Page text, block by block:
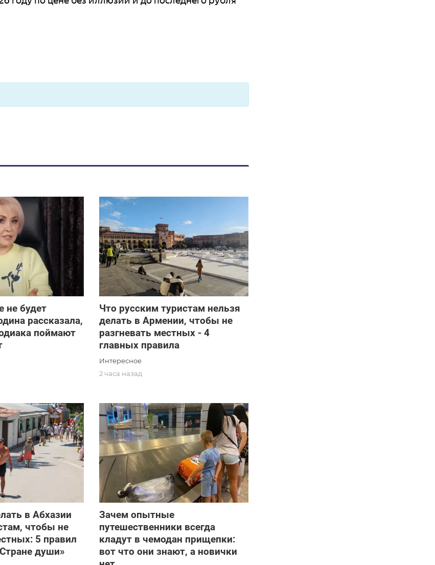
не будет
рассказала,
поймают
Что русским туристам нельзя
делать в Армении, чтобы не
разгневать местных - 4
главных правила
Интересное
2 часа назад
в Абхазии
чтобы не
5 правил
души»
Зачем опытные
путешественники всегда
кладут в чемодан прищепки:
вот что они знают, а новички